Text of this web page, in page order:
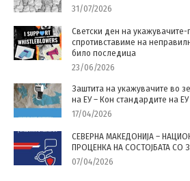
31/07/2026
Светски ден на укажувачите-
спротивставиме на
било последица
23/06/2026
Заштита на укажувачите во
на ЕУ – Кон стандардите на
17/04/2026
СЕВЕРНА МАКЕДОНИЈА –
ПРОЦЕНКА НА СОСТОЈБАТА СО
07/04/2026